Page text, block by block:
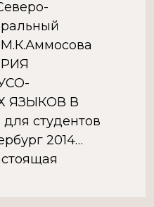
ЯЗЫКОВ В
студентов
2014